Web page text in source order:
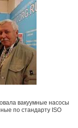
вакуумные насосы
по стандарту ISO